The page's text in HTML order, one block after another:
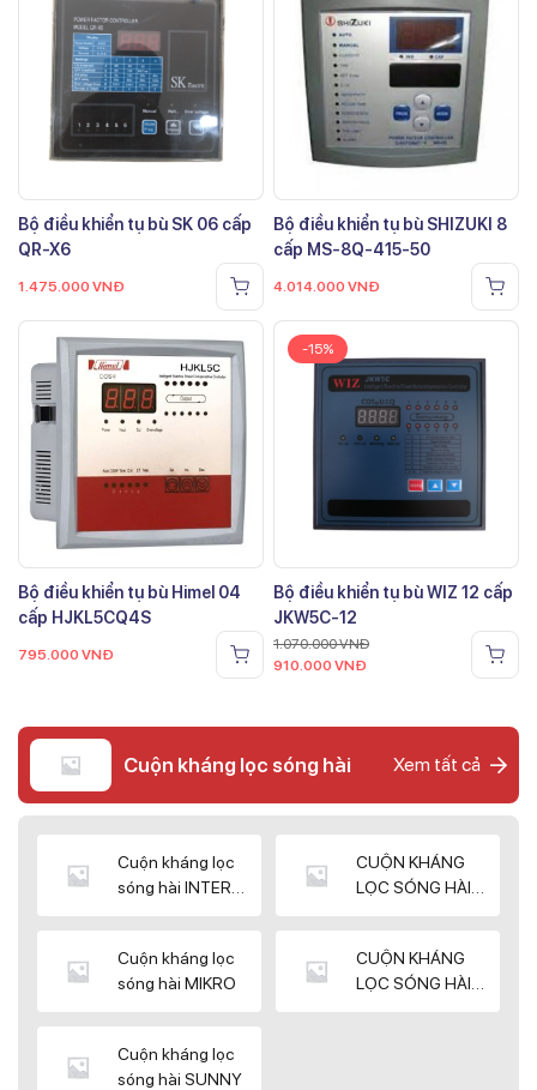
Bộ điều khiển tụ bù SK 06 cấp
QR-X6
1.475.000 VNĐ
Bộ điều khiển tụ bù SHIZUKI 8
cấp MS-8Q-415-50
4.014.000 VNĐ
Bộ điều khiển tụ bù Himel 04
cấp HJKL5CQ4S
795.000 VNĐ
-15%
Bộ điều khiển tụ bù WIZ 12 cấp
JKW5C-12
1.070.000VNĐ
910.000 VNĐ
Cuộn kháng lọc sóng hài Xem tất cả
Cuộn kháng lọc
sóng hài INTER
CUỘN KHÁNG
LỌC SÓNG HÀI
Cuộn kháng lọc
sóng hài MIKRO
CUỘN KHÁNG
LỌC SÓNG HÀI
Cuộn kháng lọc
sóng hài SUNNY